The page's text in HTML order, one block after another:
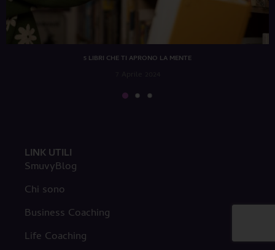
5 LIBRI CHE TI APRONO LA MENTE
LINK UTILI
SmuvyBlog
Chi sono
Business Coaching
Life Coaching